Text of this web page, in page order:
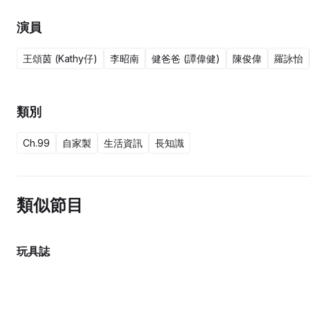
演員
王頌茵 (Kathy仔) 李昭南 健爸爸 (譚偉健) 陳俊偉 羅詠怡
類別
Ch.99 自家製 生活資訊 長知識
類似節目
玩具誌